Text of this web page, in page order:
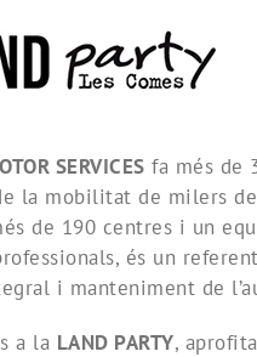
SERVICES fa més de
la mobilitat de milers
de 190 centres i un
és un
i manteniment de
a la LAND PARTY,